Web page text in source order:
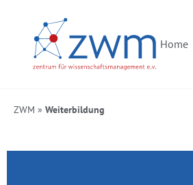
Home
ZWM » Weiterbildung